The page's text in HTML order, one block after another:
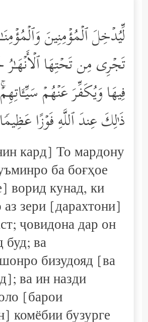
لِّیُدۡخِلَ ٱلۡمُؤۡمِنِینَ
تَجۡرِی مِن تَحۡتِهَا ٱلۡأَنۡهَـٰرُ
فِیهَا وَیُكَفِّرَ عَنۡهُمۡ
ذَ ٰ⁠لِكَ عِندَ ٱللَّهِ فَوۡزًا عَظِیمࣰا
кард] То мардону
ба боғҳое
ворид кунад, ки
зери [дарахтони]
ҷовидона дар он
буд; ва
бизудояд [ва
ва ин назди
[барои
комёбии бузурге